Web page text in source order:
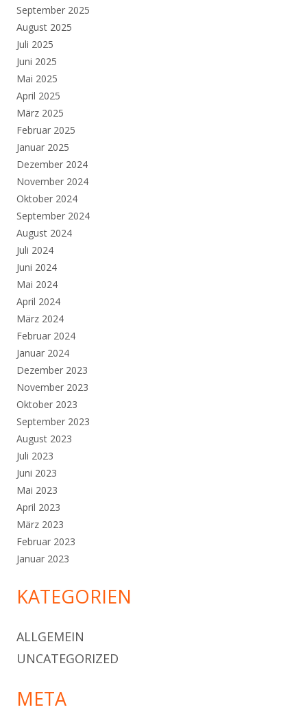
September 2025
August 2025
Juli 2025
Juni 2025
Mai 2025
April 2025
März 2025
Februar 2025
Januar 2025
Dezember 2024
November 2024
Oktober 2024
September 2024
August 2024
Juli 2024
Juni 2024
Mai 2024
April 2024
März 2024
Februar 2024
Januar 2024
Dezember 2023
November 2023
Oktober 2023
September 2023
August 2023
Juli 2023
Juni 2023
Mai 2023
April 2023
März 2023
Februar 2023
Januar 2023
KATEGORIEN
ALLGEMEIN
UNCATEGORIZED
META